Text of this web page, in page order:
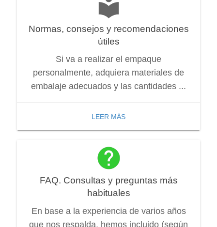
Normas, consejos y recomendaciones
útiles
Si va a realizar el empaque
personalmente, adquiera materiales de
embalaje adecuados y las cantidades ...
LEER MÁS
FAQ. Consultas y preguntas más
habituales
En base a la experiencia de varios años
que nos respalda, hemos incluido (según